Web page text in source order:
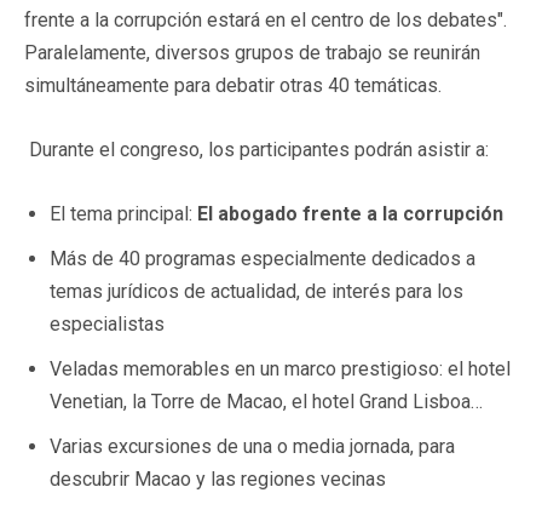
frente a la corrupción estará en el centro de los debates".
Paralelamente, diversos grupos de trabajo se reunirán
simultáneamente para debatir otras 40 temáticas.
Durante el congreso, los participantes podrán asistir a:
El tema principal: El abogado frente a la corrupción
Más de 40 programas especialmente dedicados a
temas jurídicos de actualidad, de interés para los
especialistas
Veladas memorables en un marco prestigioso: el hotel
Venetian, la Torre de Macao, el hotel Grand Lisboa…
Varias excursiones de una o media jornada, para
descubrir Macao y las regiones vecinas